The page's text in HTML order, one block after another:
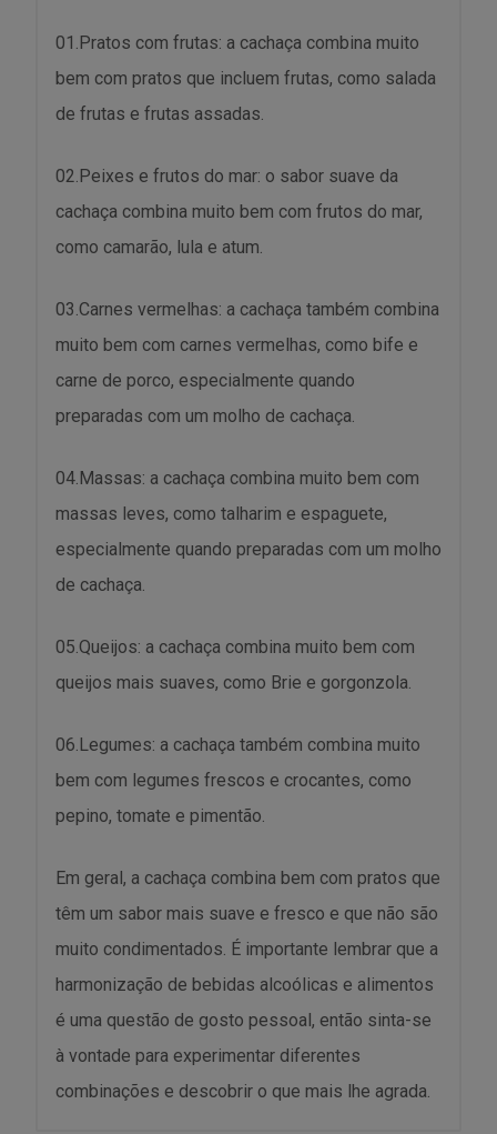
01.Pratos com frutas: a cachaça combina muito
bem com pratos que incluem frutas, como salada
de frutas e frutas assadas.
02.Peixes e frutos do mar: o sabor suave da
cachaça combina muito bem com frutos do mar,
como camarão, lula e atum.
03.Carnes vermelhas: a cachaça também combina
muito bem com carnes vermelhas, como bife e
carne de porco, especialmente quando
preparadas com um molho de cachaça.
04.Massas: a cachaça combina muito bem com
massas leves, como talharim e espaguete,
especialmente quando preparadas com um molho
de cachaça.
05.Queijos: a cachaça combina muito bem com
queijos mais suaves, como Brie e gorgonzola.
06.Legumes: a cachaça também combina muito
bem com legumes frescos e crocantes, como
pepino, tomate e pimentão.
Em geral, a cachaça combina bem com pratos que
têm um sabor mais suave e fresco e que não são
muito condimentados. É importante lembrar que a
harmonização de bebidas alcoólicas e alimentos
é uma questão de gosto pessoal, então sinta-se
à vontade para experimentar diferentes
combinações e descobrir o que mais lhe agrada.